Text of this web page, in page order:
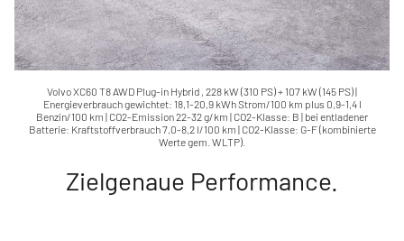
Volvo XC60 T8 AWD Plug-in Hybrid , 228 kW (310 PS) + 107 kW (145 PS) |
Energieverbrauch gewichtet: 18,1-20,9 kWh Strom/100 km plus 0,9-1,4 l
Benzin/100 km | CO2-Emission 22-32 g/km | CO2-Klasse: B | bei entladener
Batterie: Kraftstoffverbrauch 7,0-8,2 l/100 km | CO2-Klasse: G-F (kombinierte
Werte gem. WLTP).
Zielgenaue Performance.